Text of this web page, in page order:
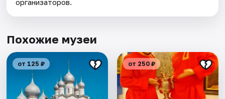
организаторов.
Похожие музеи
от 125 ₽ от 250 ₽